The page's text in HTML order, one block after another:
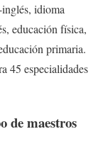
idioma
educación física,
primaria.
45 especialidades
de maestros